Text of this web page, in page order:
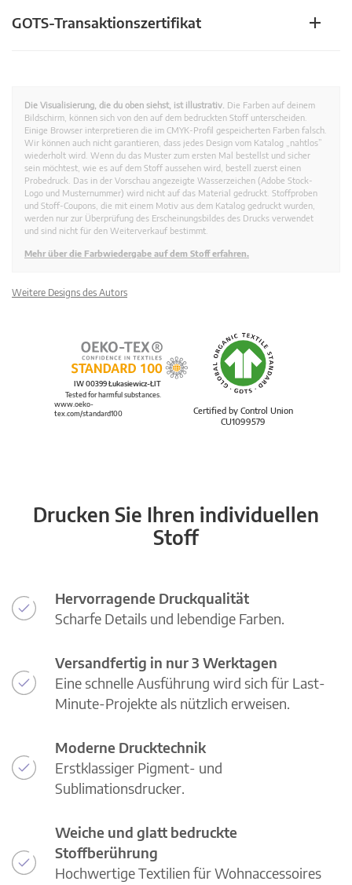
GOTS-Transaktionszertifikat
Die Visualisierung, die du oben siehst, ist illustrativ. Die Farben auf deinem
Bildschirm, können sich von den auf dem bedruckten Stoff unterscheiden.
Einige Browser interpretieren die im CMYK-Profil gespeicherten Farben falsch.
Wir können auch nicht garantieren, dass jedes Design vom Katalog „nahtlos”
wiederholt wird. Wenn du das Muster zum ersten Mal bestellst und sicher
sein möchtest, wie es auf dem Stoff aussehen wird, bestell zuerst einen
Probedruck. Das in der Vorschau angezeigte Wasserzeichen (Adobe Stock-
Logo und Musternummer) wird nicht auf das Material gedruckt. Stoffproben
und Stoff-Coupons, die mit einem Motiv aus dem Katalog gedruckt wurden,
werden nur zur Überprüfung des Erscheinungsbildes des Drucks verwendet
und sind nicht für den Weiterverkauf bestimmt.
Mehr über die Farbwiedergabe auf dem Stoff erfahren.
Weitere Designs des Autors
Certified by Control Union
CU1099579
IW 00399 Łukasiewicz-ŁIT
Tested for harmful substances.
www.oeko-
tex.com/standard100
Drucken Sie Ihren individuellen
Stoff
Hervorragende Druckqualität
Scharfe Details und lebendige Farben.
Versandfertig in nur 3 Werktagen
Eine schnelle Ausführung wird sich für Last-
Minute-Projekte als nützlich erweisen.
Moderne Drucktechnik
Erstklassiger Pigment- und
Sublimationsdrucker.
Weiche und glatt bedruckte
Stoffberührung
Hochwertige Textilien für Wohnaccessoires